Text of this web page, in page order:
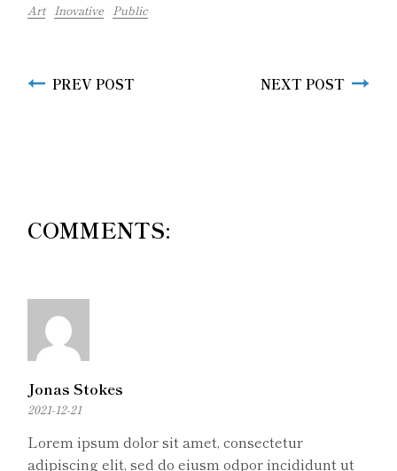
Art Inovative Public
PREV POST NEXT POST
COMMENTS:
Jonas Stokes
2021-12-21
Lorem ipsum dolor sit amet, consectetur
adipiscing elit, sed do eiusm odpor incididunt ut